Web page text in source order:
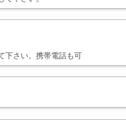
下さい。携帯電話も可